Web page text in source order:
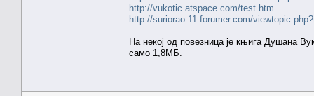
http://vukotic.atspace.com/test.htm
http://suriorao.11.forumer.com/
На некој од повезница је књига Душана
само 1,8МБ.